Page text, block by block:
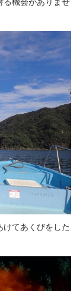
てあくびをした